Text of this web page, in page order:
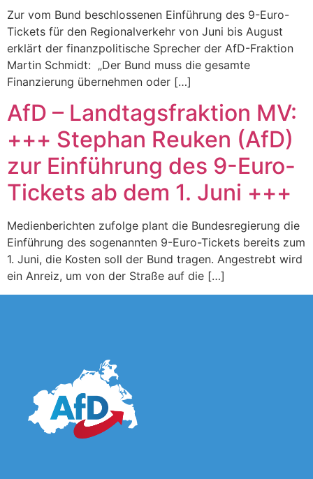
Zur vom Bund beschlossenen Einführung des 9-Euro-
Tickets für den Regionalverkehr von Juni bis August
erklärt der finanzpolitische Sprecher der AfD-Fraktion
Martin Schmidt: „Der Bund muss die gesamte
Finanzierung übernehmen oder […]
AfD – Landtagsfraktion MV:
+++ Stephan Reuken (AfD)
zur Einführung des 9-Euro-
Tickets ab dem 1. Juni +++
Medienberichten zufolge plant die Bundesregierung die
Einführung des sogenannten 9-Euro-Tickets bereits zum
1. Juni, die Kosten soll der Bund tragen. Angestrebt wird
ein Anreiz, um von der Straße auf die […]